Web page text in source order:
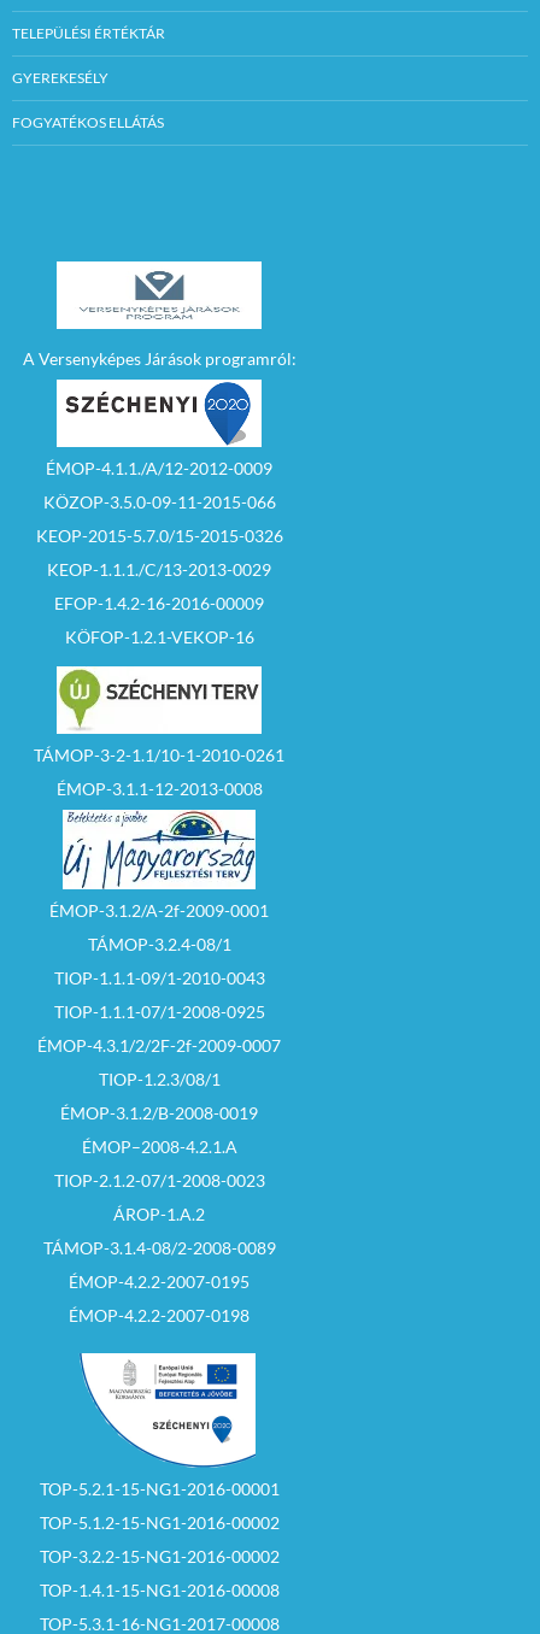
TELEPÜLÉSI ÉRTÉKTÁR
GYEREKESÉLY
FOGYATÉKOS ELLÁTÁS
A Versenyképes Járások programról:
ÉMOP-4.1.1./A/12-2012-0009
KÖZOP-3.5.0-09-11-2015-066
KEOP-2015-5.7.0/15-2015-0326
KEOP-1.1.1./C/13-2013-0029
EFOP-1.4.2-16-2016-00009
KÖFOP-1.2.1-VEKOP-16
TÁMOP-3-2-1.1/10-1-2010-0261
ÉMOP-3.1.1-12-2013-0008
ÉMOP-3.1.2/A-2f-2009-0001
TÁMOP-3.2.4-08/1
TIOP-1.1.1-09/1-2010-0043
TIOP-1.1.1-07/1-2008-0925
ÉMOP-4.3.1/2/2F-2f-2009-0007
TIOP-1.2.3/08/1
ÉMOP-3.1.2/B-2008-0019
ÉMOP–2008-4.2.1.A
TIOP-2.1.2-07/1-2008-0023
ÁROP-1.A.2
TÁMOP-3.1.4-08/2-2008-0089
ÉMOP-4.2.2-2007-0195
ÉMOP-4.2.2-2007-0198
TOP-5.2.1-15-NG1-2016-00001
TOP-5.1.2-15-NG1-2016-00002
TOP-3.2.2-15-NG1-2016-00002
TOP-1.4.1-15-NG1-2016-00008
TOP-5.3.1-16-NG1-2017-00008